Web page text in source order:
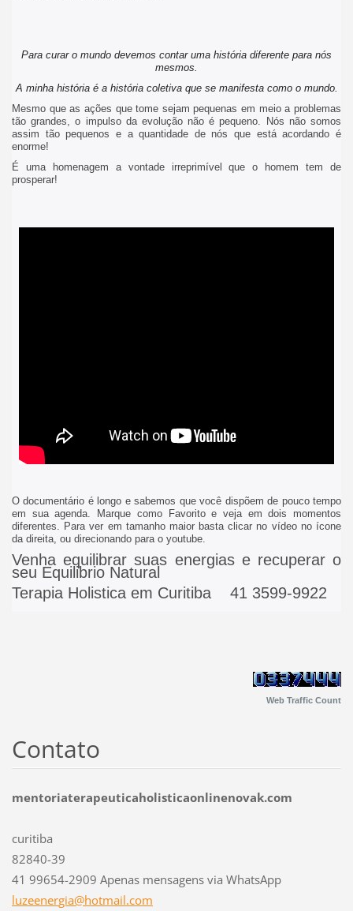
Para curar o mundo devemos contar uma história diferente para nós
mesmos.
A minha história é a história coletiva que se manifesta como o mundo.
Mesmo que as ações que tome sejam pequenas em meio a problemas
tão grandes, o impulso da evolução não é pequeno. Nós não somos
assim tão pequenos e a quantidade de nós que está acordando é
enorme!
É uma homenagem a vontade irreprimível que o homem tem de
prosperar!
O documentário é longo e sabemos que você dispõem de pouco tempo
em sua agenda. Marque como Favorito e veja em dois momentos
diferentes. Para ver em tamanho maior basta clicar no vídeo no ícone
da direita, ou direcionando para o youtube.
Venha equilibrar suas energias e recuperar o
seu Equilibrio Natural
Terapia Holistica em Curitiba 41 3599-9922
Web Traffic Count
Contato
mentoriaterapeuticaholisticaonlinenovak.com
curitiba
82840-39
41 99654-2909 Apenas mensagens via WhatsApp
luzeenergia@hotmail.com